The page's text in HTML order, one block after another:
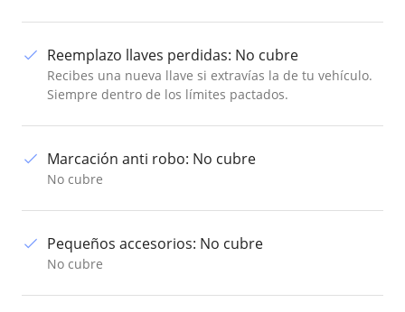
Reemplazo llaves perdidas: No cubre
Recibes una nueva llave si extravías la de tu vehículo.
Siempre dentro de los límites pactados.
Marcación anti robo: No cubre
No cubre
Pequeños accesorios: No cubre
No cubre